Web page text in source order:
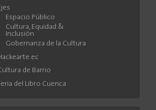
Espacio Público
Cultura, Equidad &
Inclusión
Gobernanza de la Cultura
de Barrio
del Libro Cuenca